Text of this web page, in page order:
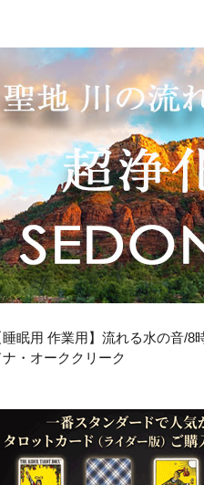
睡眠用 作業用】流れる水の音/8
ナ・オーククリーク